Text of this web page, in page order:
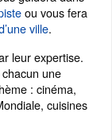
ou vous fera
ville.
leur expertise.
une
: cinéma,
cuisines